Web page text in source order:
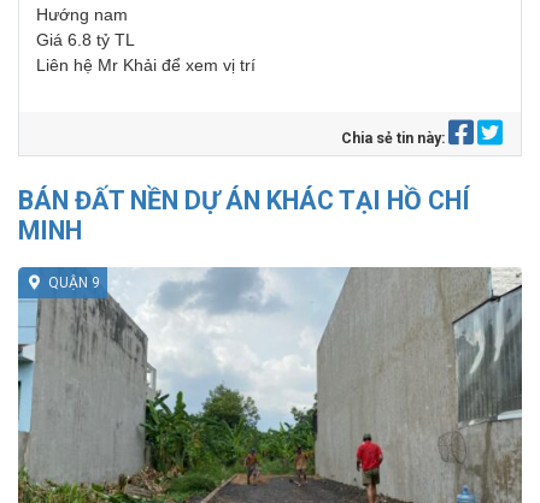
Hướng nam
Giá 6.8 tỷ TL
Liên hệ Mr Khải để xem vị trí
Chia sẻ tin này:
BÁN ĐẤT NỀN DỰ ÁN KHÁC TẠI HỒ CHÍ
MINH
QUẬN 9